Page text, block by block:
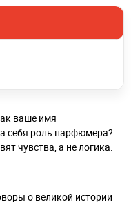
ваше имя
себя роль парфюмера?
чувства, а не логика.
о великой истории